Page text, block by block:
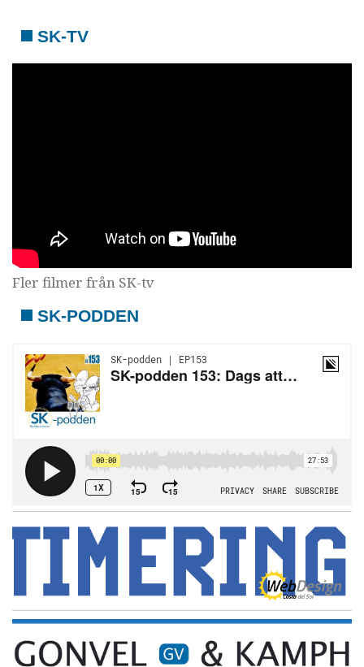
SK-TV
Fler filmer från SK-tv
SK-PODDEN